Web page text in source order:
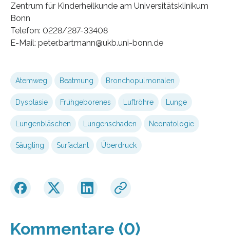
Zentrum für Kinderheilkunde am Universitätsklinikum
Bonn
Telefon: 0228/287-33408
E-Mail: peter.bartmann@ukb.uni-bonn.de
Atemweg Beatmung Bronchopulmonalen
Dysplasie Frühgeborenes Luftröhre Lunge
Lungenbläschen Lungenschaden Neonatologie
Säugling Surfactant Überdruck
Kommentare (0)